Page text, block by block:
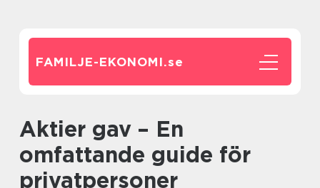
FAMILJE-EKONOMI.se
Aktier gav – En
omfattande guide för
privatpersoner